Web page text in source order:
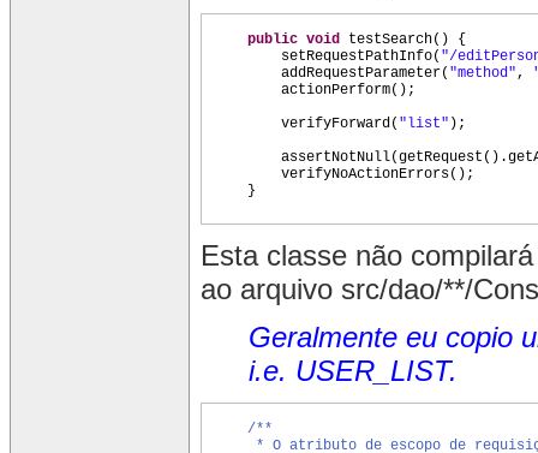
public void testSearch() {
setRequestPathInfo( "/
addRequestParameter( "method",
actionPerform() ;
verifyForward( "list" ) ;
assertNotNull(getRequest ()
verifyNoActionErrors() ;
}
Esta classe não
ao arquivo src/dao/**/
Geralmente eu copio
i.e. USER_LIST.
/**
* O atributo de escopo de